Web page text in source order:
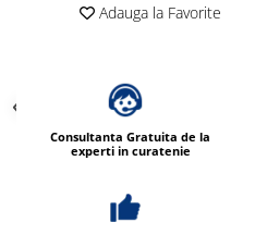
Adauga la Favorite
Consultanta Gratuita de la
experti in curatenie